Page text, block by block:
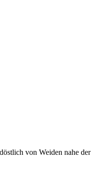
von Weiden nahe der